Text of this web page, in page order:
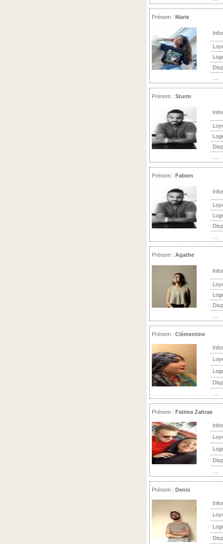
Prénom : Marie
Prénom : Sturm
Prénom : Fabien
Prénom : Agathe
Prénom : Clémentine
Prénom : Fatima Zahrae
Prénom : Denis